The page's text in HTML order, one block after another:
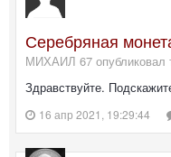
Серебряная
МИХАИЛ 67 опубликовал
Здравствуйте.
16 апр 2021, 19:29:44